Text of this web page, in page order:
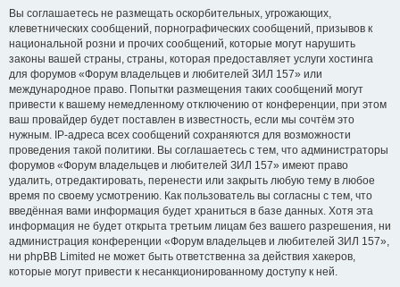
Вы соглашаетесь не размещать оскорбительных, угрожающих,
клеветнических сообщений, порнографических сообщений, призывов к
национальной розни и прочих сообщений, которые могут нарушить
законы вашей страны, страны, которая предоставляет услуги хостинга
для форумов «Форум владельцев и любителей ЗИЛ 157» или
международное право. Попытки размещения таких сообщений могут
привести к вашему немедленному отключению от конференции, при этом
ваш провайдер будет поставлен в известность, если мы сочтём это
нужным. IP-адреса всех сообщений сохраняются для возможности
проведения такой политики. Вы соглашаетесь с тем, что администраторы
форумов «Форум владельцев и любителей ЗИЛ 157» имеют право
удалить, отредактировать, перенести или закрыть любую тему в любое
время по своему усмотрению. Как пользователь вы согласны с тем, что
введённая вами информация будет храниться в базе данных. Хотя эта
информация не будет открыта третьим лицам без вашего разрешения, ни
администрация конференции «Форум владельцев и любителей ЗИЛ 157»,
ни phpBB Limited не может быть ответственна за действия хакеров,
которые могут привести к несанкционированному доступу к ней.